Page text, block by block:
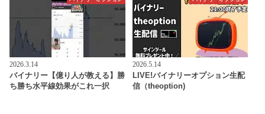
2026.3.14
バイナリー【億り人が教える】勝
ち勝ち水平線効果がこれ一択
2026.5.14
LIVE!バイナリーオプション生配
信（theoption)